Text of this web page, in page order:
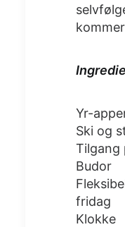
Yr-
Ski og
Tilgang
Budor
fridag
Klokke